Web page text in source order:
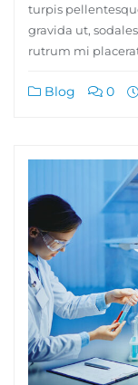
turpis
gravida ut,
rutrum mi
Blog 0